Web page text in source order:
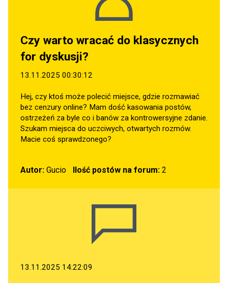
Czy warto wracać do klasycznych
for dyskusji?
13.11.2025 00:30:12
Hej, czy ktoś może polecić miejsce, gdzie rozmawiać
bez cenzury online? Mam dość kasowania postów,
ostrzeżeń za byle co i banów za kontrowersyjne zdanie.
Szukam miejsca do uczciwych, otwartych rozmów.
Macie coś sprawdzonego?
Autor: Gucio Ilość postów na forum:2
13.11.2025 14:22:09